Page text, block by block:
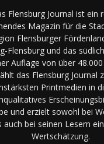
Flensburg Journal ist ein
Magazin für die
Flensburger
Flensburg und das
Auflage von über
das Flensburg Journal
Printmedien in
und erzielt sowohl bei
auch bei seinen Lesern
Wertschätzung.